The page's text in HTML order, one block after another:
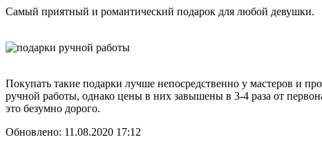
Самый приятный и романтический подарок для любой девушки.
Покупать такие подарки лучше непосредственно у мастеров и
ручной работы, однако цены в них завышены в 3-4 раза от
это безумно дорого.
Обновлено: 11.08.2020 17:12